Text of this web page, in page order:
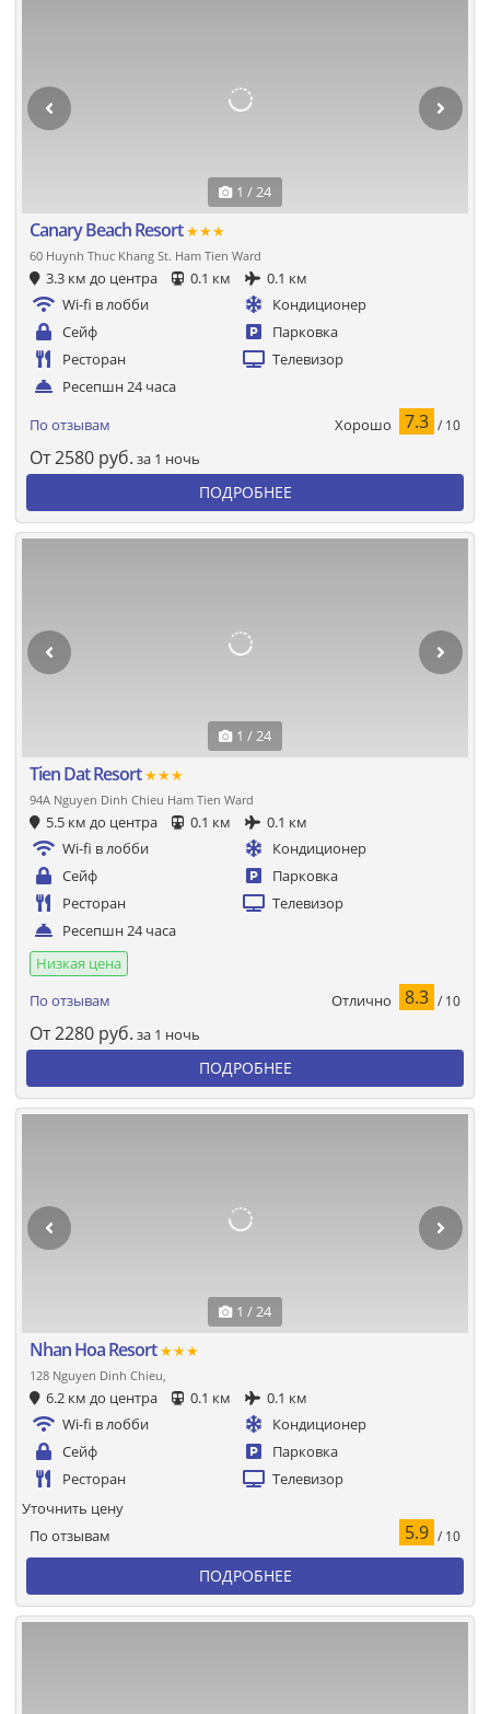
1 / 24
Canary Beach Resort★★★
60 Huynh Thuc Khang St. Ham Tien Ward
3.3 км до центра 0.1 км
0.1 км
Wi-fi в лобби
Кондиционер
Сейф
Парковка
Ресторан
Телевизор
Ресепшн 24 часа
По отзывам Хорошо 7.3 / 10
От2580 руб. за 1 ночь
ПОДРОБНЕЕ
1 / 24
Tien Dat Resort★★★
94A Nguyen Dinh Chieu Ham Tien Ward
5.5 км до центра 0.1 км
0.1 км
Wi-fi в лобби
Кондиционер
Сейф
Парковка
Ресторан
Телевизор
Ресепшн 24 часа
Низкая цена
По отзывам
Отлично 8.3 / 10
От2280 руб. за 1 ночь
ПОДРОБНЕЕ
1 / 24
Nhan Hoa Resort★★★
128 Nguyen Dinh Chieu,
6.2 км до центра 0.1 км
0.1 км
Wi-fi в лобби
Кондиционер
Сейф
Парковка
Ресторан
Телевизор
По отзывам 5.9 / 10
Уточнить цену
ПОДРОБНЕЕ